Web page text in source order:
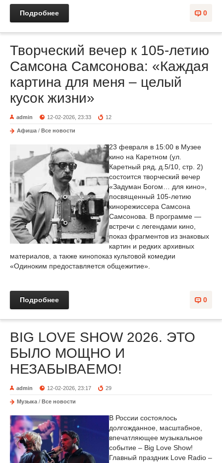
0
Подробнее
Творческий вечер к 105-летию
Самсона Самсонова: «Каждая
картина для меня – целый
кусок жизни»
admin 12-02-2026, 23:33 12
Афиша / Все новости
23 февраля в 15:00 в Музее
кино на Каретном (ул.
Каретный ряд, д.5/10, стр. 2)
состоится творческий вечер
«Задуман Богом… для кино»,
посвященный 105-летию
кинорежиссера Самсона
Самсонова. В программе —
встречи с легендами кино,
показ фрагментов из знаковых
картин и редких архивных
материалов, а также кинопоказ культовой комедии
«Одиноким предоставляется общежитие».
0
Подробнее
BIG LOVE SHOW 2026. ЭТО
БЫЛО МОЩНО И
НЕЗАБЫВАЕМО!
admin 12-02-2026, 23:17 29
Музыка / Все новости
В России состоялось
долгожданное, масштабное,
впечатляющее музыкальное
событие – Big Love Show!
Главный праздник Love Radio –